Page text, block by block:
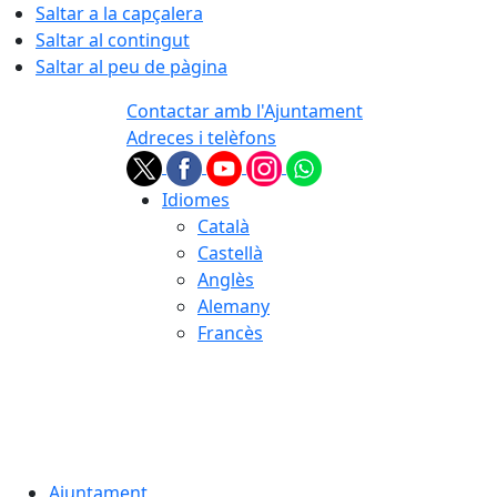
Saltar a la capçalera
Saltar al contingut
Saltar al peu de pàgina
Contactar amb l'Ajuntament
Adreces i telèfons
Idiomes
Català
Castellà
Anglès
Alemany
Francès